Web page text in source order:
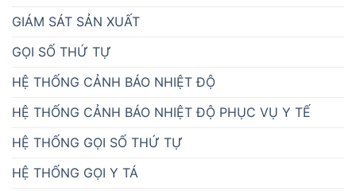
GIÁM SÁT SẢN XUẤT
GỌI SỐ THỨ TỰ
HỆ THỐNG CẢNH BÁO NHIỆT ĐỘ
HỆ THỐNG CẢNH BÁO NHIỆT ĐỘ PHỤC VỤ Y TẾ
HỆ THỐNG GỌI SỐ THỨ TỰ
HỆ THỐNG GỌI Y TÁ